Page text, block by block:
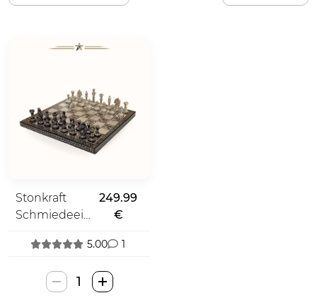
Stonkraft
Schmiedeeiserne
249.99
€
5.00 1
Stonkraft
Žalvariniai